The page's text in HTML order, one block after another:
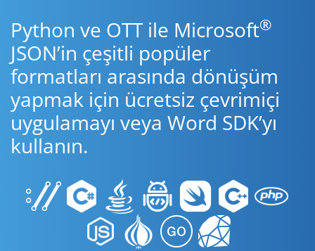
Python ve OTT ile Microsoft®
JSON’in çeşitli popüler
formatları arasında dönüşüm
yapmak için ücretsiz çevrimiçi
uygulamayı veya Word SDK’yı
kullanın.